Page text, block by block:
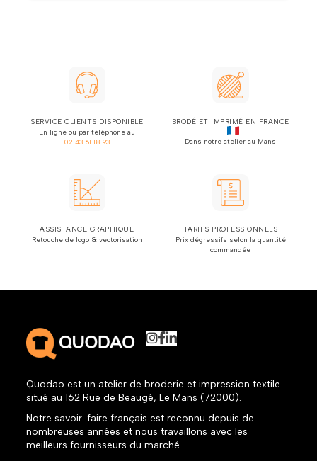
SERVICE CLIENTS DISPONIBLE
En ligne ou par téléphone au
02 43 61 18 93
BRODÉ ET IMPRIMÉ EN FRANCE
Dans notre atelier au Mans
ASSISTANCE GRAPHIQUE
Retouche de logo & vectorisation
TARIFS PROFESSIONNELS
Prix dégressifs selon la quantité
commandée
Quodao est un atelier de broderie et impression textile
situé au 162 Rue de Beaugé, Le Mans (72000).
Notre savoir-faire français est reconnu depuis de
nombreuses années et nous travaillons avec les
meilleurs fournisseurs du marché.